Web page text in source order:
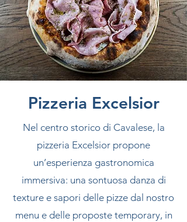
Pizzeria Excelsior
Nel centro storico di Cavalese, la
pizzeria Excelsior propone
un’esperienza gastronomica
immersiva: una sontuosa danza di
texture e sapori delle pizze dal nostro
menu e delle proposte temporary, in